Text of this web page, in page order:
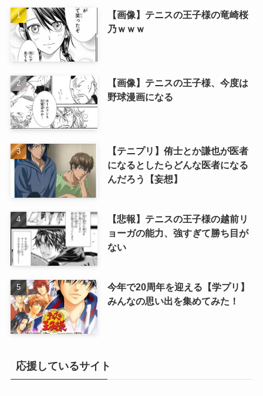
【画像】テニスの王子様の竜崎桜
乃ｗｗｗ
【画像】テニスの王子様、今度は
野球漫画になる
【テニプリ】侑士とか謙也が医者
になるとしたらどんな医者になる
んだろう【妄想】
【悲報】テニスの王子様の越前リ
ョーガの能力、強すぎて勝ち目が
ない
今年で20周年を迎える【学プリ】
みんなの思い出を集めてみた！
応援しているサイト